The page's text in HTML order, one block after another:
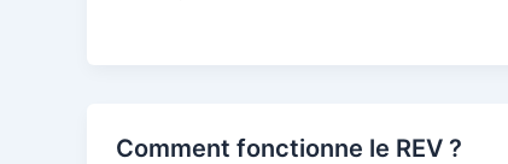
Comment fonctionne le REV ?